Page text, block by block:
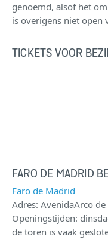
genoemd, alsof het
is overigens niet open
TICKETS VOOR
FARO DE MADRID
Faro de Madrid
Adres: AvenidaArco
Openingstijden:
de toren is vaak